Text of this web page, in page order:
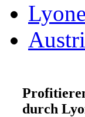
durch